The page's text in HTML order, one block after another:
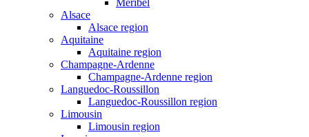
Meribel
Alsace
Alsace region
Aquitaine
Aquitaine region
Champagne-Ardenne
Champagne-Ardenne region
Languedoc-Roussillon
Languedoc-Roussillon region
Limousin
Limousin region